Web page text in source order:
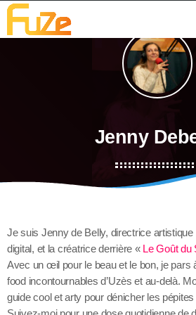
Jenny
Je suis Jenny de Belly, directrice
digital, et la créatrice derrière « Le Goût du
Avec un œil pour le beau et le bon, je pars
food incontournables d’Uzès et au-delà.
guide cool et arty pour dénicher les